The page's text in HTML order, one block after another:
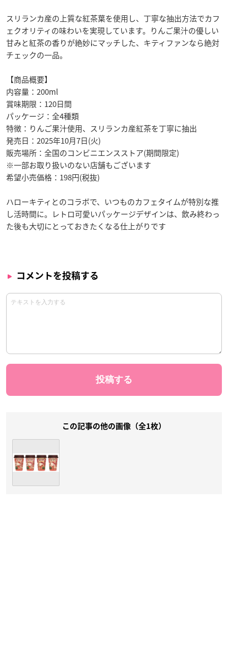
スリランカ産の上質な紅茶葉を使用し、丁寧な抽出方法でカフ
ェクオリティの味わいを実現しています。りんご果汁の優しい
甘みと紅茶の香りが絶妙にマッチした、キティファンなら絶対
チェックの一品。
【商品概要】
内容量：200ml
賞味期限：120日間
パッケージ：全4種類
特徴：りんご果汁使用、スリランカ産紅茶を丁寧に抽出
発売日：2025年10月7日(火)
販売場所：全国のコンビニエンスストア(期間限定)
※一部お取り扱いのない店舗もございます
希望小売価格：198円(税抜)
ハローキティとのコラボで、いつものカフェタイムが特別な推
し活時間に。レトロ可愛いパッケージデザインは、飲み終わっ
た後も大切にとっておきたくなる仕上がりです
コメントを投稿する
この記事の他の画像（全1枚）